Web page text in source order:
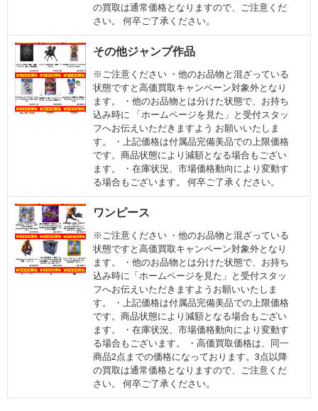
の買取は通常価格となりますので、ご注意くだ
さい。 何卒ご了承ください。
その他ジャンプ作品
※ご注意ください ・他のお品物と混ざっている
状態ですと高価買取キャンペーン対象外となり
ます。 ・他のお品物とは分けた状態で、お持ち
込み時に 「ホームページを見た」と受付スタッ
フへお伝えいただきますよう お願いいたしま
す。 ・上記価格は付属品完備美品での上限価格
です。商品状態により減額となる場合もござい
ます。 ・在庫状況、市場価格動向により変動す
る場合もございます。 何卒ご了承ください。
ワンピース
※ご注意ください ・他のお品物と混ざっている
状態ですと高価買取キャンペーン対象外となり
ます。 ・他のお品物とは分けた状態で、お持ち
込み時に「ホームページを見た」と受付スタッ
フへお伝えいただきますようお願いいたしま
す。 ・上記価格は付属品完備美品での上限価格
です。商品状態により減額となる場合もござい
ます。 ・在庫状況、市場価格動向により変動す
る場合もございます。 ・高価買取価格は、同一
商品2点までの価格になっております。3点以降
の買取は通常価格となりますので、ご注意くだ
さい。 何卒ご了承ください。